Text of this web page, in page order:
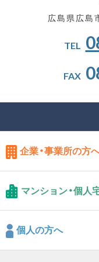
広島県広島
TEL
FAX
企業・事業所の方
マンション・個人
個人の方へ